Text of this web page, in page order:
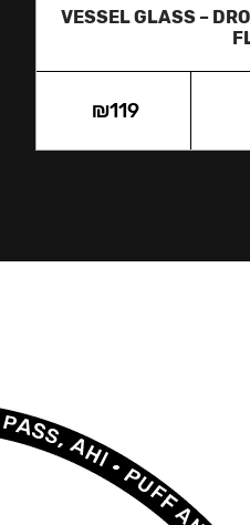
VESSEL GLASS –
₪119